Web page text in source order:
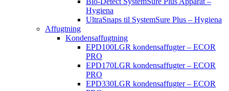
Hygiena
UltraSnaps til SystemSure Plus – Hygiena
Affugtning
Kondensaffugtning
EPD100LGR kondensaffugter – ECOR
PRO
EPD170LGR kondensaffugter – ECOR
PRO
EPD330LGR kondensaffugter – ECOR